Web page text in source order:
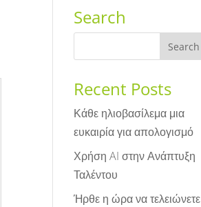
Search
Recent Posts
Κάθε ηλιοβασίλεμα μια
ευκαιρία για απολογισμό
Χρήση AI στην Ανάπτυξη
Ταλέντου
Ήρθε η ώρα να τελειώνετε